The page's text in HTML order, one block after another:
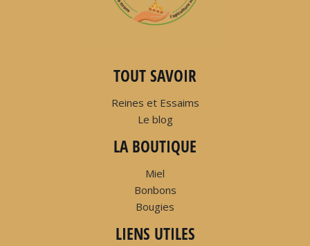
TOUT SAVOIR
Reines et Essaims
Le blog
LA BOUTIQUE
Miel
Bonbons
Bougies
LIENS UTILES